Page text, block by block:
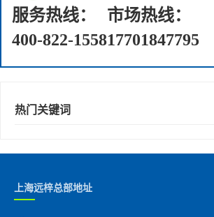
服务热线：
400-822-1558
市场热线：
17701847795
热门关键词
上海远梓总部地址